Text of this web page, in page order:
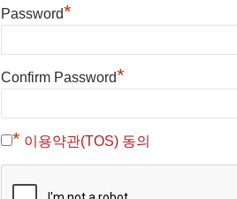
Password*
Confirm Password*
* 이용약관(TOS) 동의